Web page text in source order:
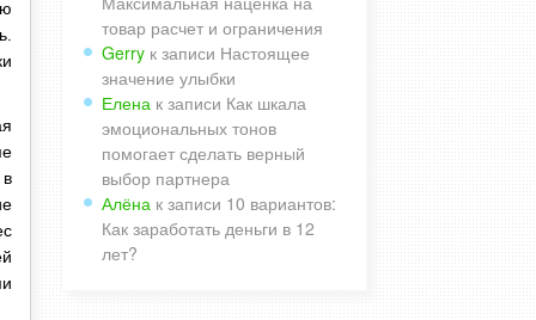
товар расчет и ограничения
Gerry к записи Настоящее
значение улыбки
Елена к записи Как шкала
эмоциональных тонов
помогает сделать верный
выбор партнера
Алёна к записи 10 вариантов:
Как заработать деньги в 12
лет?